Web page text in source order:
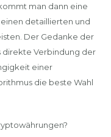
man dann eine
detaillierten und
Der Gedanke der
direkte Verbindung der
einer
die beste Wahl